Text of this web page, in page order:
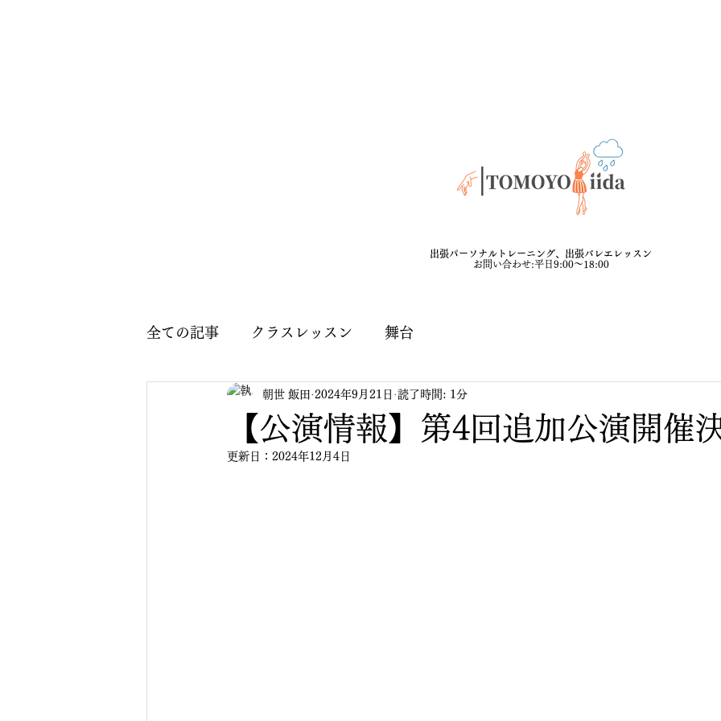
出張パーソナルトレーニング、出張バレエレッスン
​ ​お問い合わせ:平日9:00〜18:00
全ての記事 クラスレッスン 舞台
【公演情報】第4回追加公演開催
朝世 飯田 2024年9月21日 読了時間: 1分
更新日： 2024年12月4日